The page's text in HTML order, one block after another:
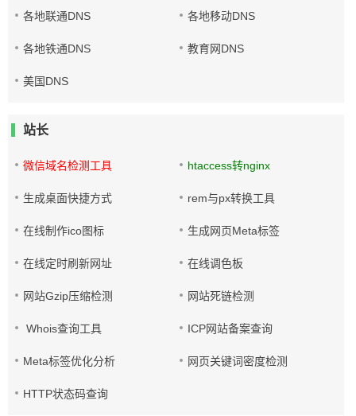
各地联通DNS 各地移动DNS
各地铁通DNS 教育网DNS
美国DNS
站长
微信域名检测工具 htaccess转nginx
生成桌面快捷方式 rem与px转换工具
在线制作ico图标 生成网页Meta标签
在线定时刷新网址 在线调色板
网站Gzip压缩检测 网站死链检测
Whois查询工具 ICP网站备案查询
Meta标签优化分析 网页关键词密度检测
HTTP状态码查询